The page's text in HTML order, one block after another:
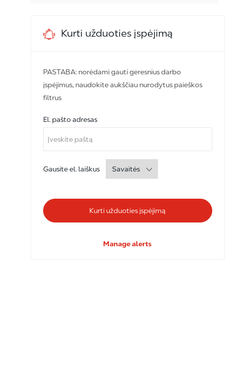
Kurti užduoties įspėjimą
PASTABA: norėdami gauti geresnius darbo
įspėjimus, naudokite aukščiau nurodytus paieškos
filtrus
El. pašto adresasRequired
Gausite el. laiškusRequired
Kurti užduoties įspėjimą
Manage alerts